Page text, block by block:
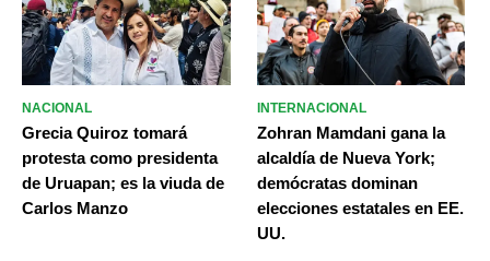
NACIONAL
Grecia Quiroz tomará
protesta como presidenta
de Uruapan; es la viuda de
Carlos Manzo
INTERNACIONAL
Zohran Mamdani gana la
alcaldía de Nueva York;
demócratas dominan
elecciones estatales en EE.
UU.